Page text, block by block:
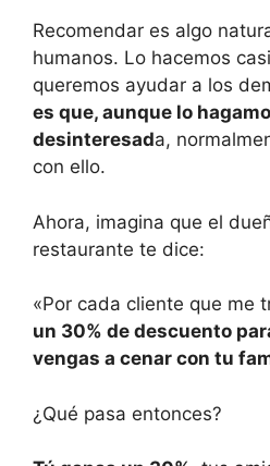
Recomendar es algo
humanos. Lo hacemos
queremos ayudar a los
es que, aunque lo
desinteresada,
con ello.
Ahora, imagina que el
restaurante te dice:
«Por cada cliente que me
un 30% de descuento
vengas a cenar con tu
¿Qué pasa entonces?